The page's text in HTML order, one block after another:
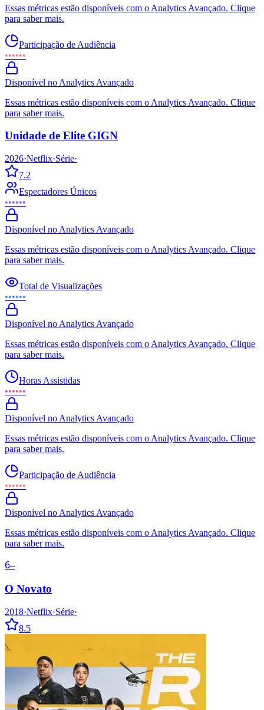
Essas métricas estão disponíveis com o Analytics Avançado. Clique
para saber mais.
Participação de Audiência
••••••
Disponível no Analytics Avançado
Essas métricas estão disponíveis com o Analytics Avançado. Clique
para saber mais.
Unidade de Elite GIGN
2026·Netflix·Série·
7.2
Espectadores Únicos
••••••
Disponível no Analytics Avançado
Essas métricas estão disponíveis com o Analytics Avançado. Clique
para saber mais.
Total de Visualizações
••••••
Disponível no Analytics Avançado
Essas métricas estão disponíveis com o Analytics Avançado. Clique
para saber mais.
Horas Assistidas
••••••
Disponível no Analytics Avançado
Essas métricas estão disponíveis com o Analytics Avançado. Clique
para saber mais.
Participação de Audiência
••••••
Disponível no Analytics Avançado
Essas métricas estão disponíveis com o Analytics Avançado. Clique
para saber mais.
6–
O Novato
2018·Netflix·Série·
8.5